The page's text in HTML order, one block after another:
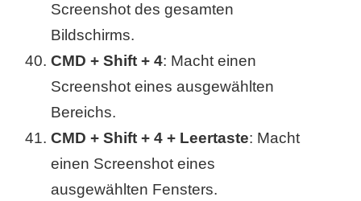
Screenshot des gesamten
Bildschirms.
CMD + Shift + 4: Macht einen
Screenshot eines ausgewählten
Bereichs.
CMD + Shift + 4 + Leertaste: Macht
einen Screenshot eines
ausgewählten Fensters.